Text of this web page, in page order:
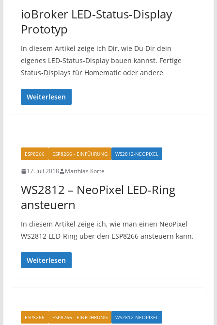
ioBroker LED-Status-Display
Prototyp
In diesem Artikel zeige ich Dir, wie Du Dir dein
eigenes LED-Status-Display bauen kannst. Fertige
Status-Displays für Homematic oder andere
Weiterlesen
ESP8266 ESP8266 - EINFÜHRUNG WS2812-NEOPIXEL
17. Juli 2018 Matthias Korte
WS2812 – NeoPixel LED-Ring
ansteuern
In diesem Artikel zeige ich, wie man einen NeoPixel
WS2812 LED-Ring über den ESP8266 ansteuern kann.
Weiterlesen
ESP8266 ESP8266 - EINFÜHRUNG WS2812-NEOPIXEL